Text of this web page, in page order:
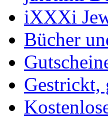
iXXXi
Bücher
Gestrickt,